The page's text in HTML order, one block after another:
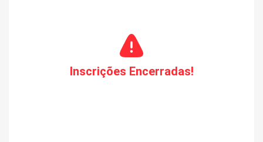
Inscrições Encerradas!